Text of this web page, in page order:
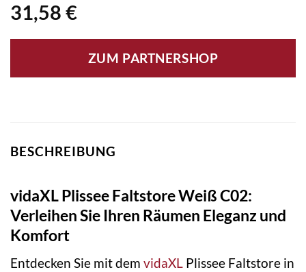
31,58 €
ZUM PARTNERSHOP
BESCHREIBUNG
vidaXL Plissee Faltstore Weiß C02:
Verleihen Sie Ihren Räumen Eleganz und
Komfort
Entdecken Sie mit dem vidaXL Plissee Faltstore in